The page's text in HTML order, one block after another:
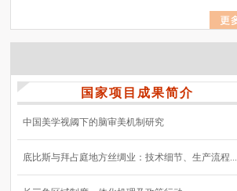
国家项目成果简介
中国美学视阈下的脑审美机制研究
底比斯与拜占庭地方丝绸业：技术细节、生产流程...